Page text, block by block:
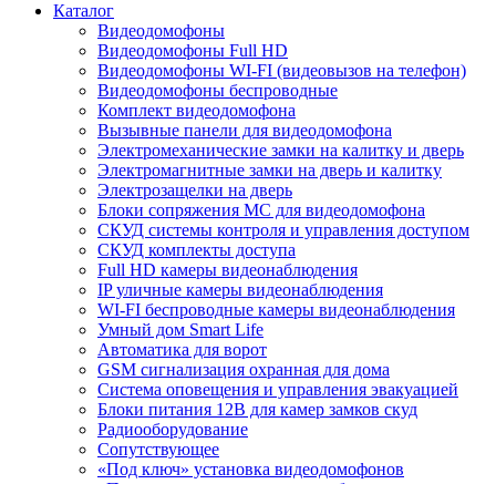
Каталог
Видеодомофоны
Видеодомофоны Full HD
Видеодомофоны WI-FI (видеовызов на телефон)
Видеодомофоны беспроводные
Комплект видеодомофона
Вызывные панели для видеодомофона
Электромеханические замки на калитку и дверь
Электромагнитные замки на дверь и калитку
Электрозащелки на дверь
Блоки сопряжения МС для видеодомофона
СКУД системы контроля и управления доступом
СКУД комплекты доступа
Full HD камеры видеонаблюдения
IP уличные камеры видеонаблюдения
WI-FI беспроводные камеры видеонаблюдения
Умный дом Smart Life
Автоматика для ворот
GSM сигнализация охранная для дома
Cистема оповещения и управления эвакуацией
Блоки питания 12В для камер замков скуд
Радиооборудование
Сопутствующее
«Под ключ» установка видеодомофонов